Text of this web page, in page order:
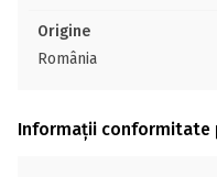
Origine
România
Informații conformitate